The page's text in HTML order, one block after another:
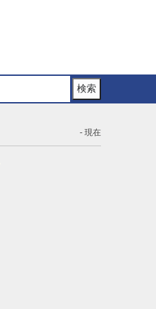
検索
- 現在